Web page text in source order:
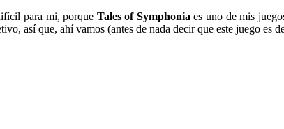
para mi, porque Tales of Symphonia es uno de mis
así que, ahí vamos (antes de nada decir que este juego es